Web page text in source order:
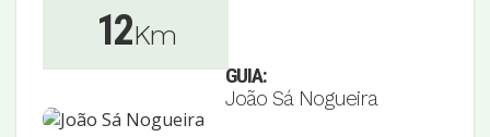
12Km
GUIA:
João Sá Nogueira